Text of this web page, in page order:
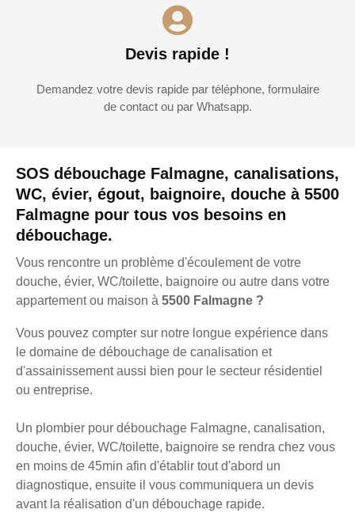
SOS débouchage Falmagne, canalisations,
WC, évier, égout, baignoire, douche à 5500
Falmagne pour tous vos besoins en
débouchage.
Vous rencontre un problème d'écoulement de votre
douche, évier, WC/toilette, baignoire ou autre dans votre
appartement ou maison à 5500 Falmagne ?
Vous pouvez compter sur notre longue expérience dans
le domaine de débouchage de canalisation et
d'assainissement aussi bien pour le secteur résidentiel
ou entreprise.
Un plombier pour débouchage Falmagne, canalisation,
douche, évier, WC/toilette, baignoire se rendra chez vous
en moins de 45min afin d'établir tout d'abord un
diagnostique, ensuite il vous communiquera un devis
avant la réalisation d'un débouchage rapide.
Devis rapide !
Demandez votre devis rapide par téléphone, formulaire
de contact ou par Whatsapp.